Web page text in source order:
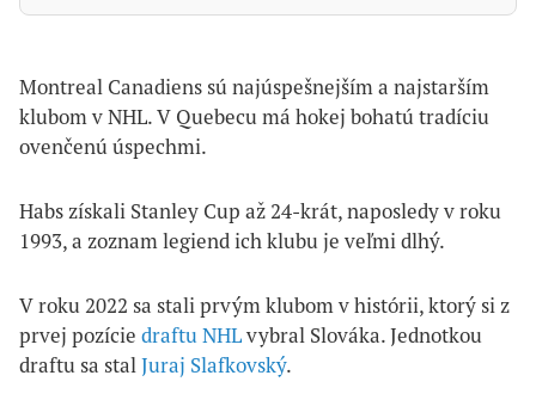
Montreal Canadiens sú najúspešnejším a najstarším
klubom v NHL. V Quebecu má hokej bohatú tradíciu
ovenčenú úspechmi.
Habs získali Stanley Cup až 24-krát, naposledy v roku
1993, a zoznam legiend ich klubu je veľmi dlhý.
V roku 2022 sa stali prvým klubom v histórii, ktorý si z
prvej pozície draftu NHLvybral Slováka. Jednotkou
draftu sa stalJuraj Slafkovský.